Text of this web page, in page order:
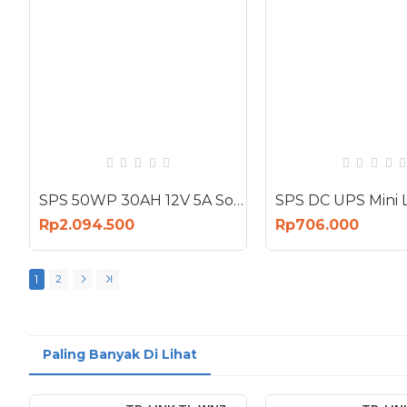
SPS 50WP 30AH 12V 5A Solar Panel With Lithium Battery
Rp2.094.500
Rp706.000
1 2
Paling Banyak Di Lihat